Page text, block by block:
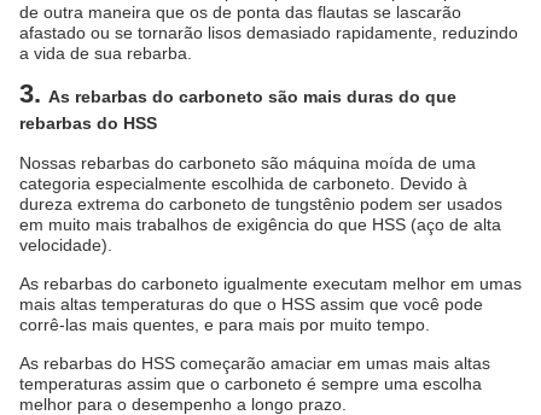
de outra maneira que os de ponta das flautas se lascarão
afastado ou se tornarão lisos demasiado rapidamente, reduzindo
a vida de sua rebarba.
3. As rebarbas do carboneto são mais duras do que
rebarbas do HSS
Nossas rebarbas do carboneto são máquina moída de uma
categoria especialmente escolhida de carboneto. Devido à
dureza extrema do carboneto de tungstênio podem ser usados
em muito mais trabalhos de exigência do que HSS (aço de alta
velocidade).
As rebarbas do carboneto igualmente executam melhor em umas
mais altas temperaturas do que o HSS assim que você pode
corrê-las mais quentes, e para mais por muito tempo.
As rebarbas do HSS começarão amaciar em umas mais altas
temperaturas assim que o carboneto é sempre uma escolha
melhor para o desempenho a longo prazo.